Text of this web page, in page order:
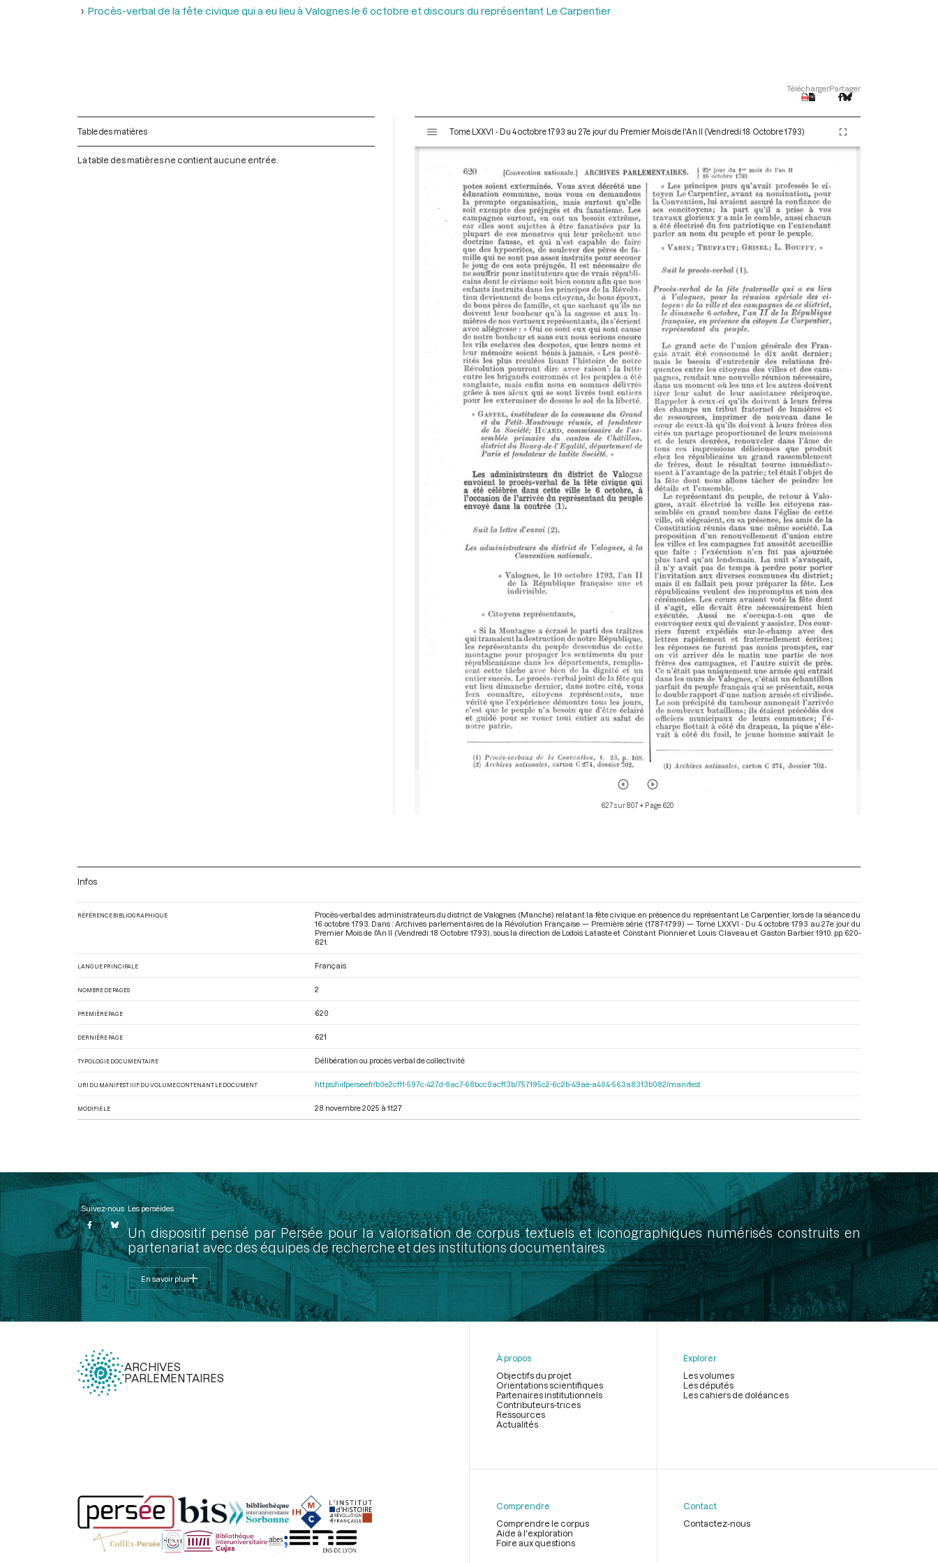
Procès-verbal de la fête civique qui a eu lieu à Valognes le 6 octobre et discours du représentant Le Carpentier
TéléchargerPartager
Table des matières
La table des matières ne contient aucune entrée.
s
Tome LXXVI - Du 4 octobre 1793 au 27e jour du Premier Mois de l'An II (Vendredi 18 Octobre 1793)
627 sur 807 • Page 620
Infos
RÉFÉRENCE BIBLIOGRAPHIQUE
Procès-verbal des administrateurs du district de Valognes (Manche) relatant la fête civique en présence du représentant Le Carpentier, lors de la séance du
16 octobre 1793. Dans : Archives parlementaires de la Révolution Française — Première série (1787-1799) — Tome LXXVI - Du 4 octobre 1793 au 27e jour du
Premier Mois de l'An II (Vendredi 18 Octobre 1793) , sous la direction de Lodoïs Lataste et Constant Pionnier et Louis Claveau et Gaston Barbier. 1910. pp. 620-
621.
LANGUE PRINCIPALE Français
NOMBRE DE PAGES 2
PREMIÈRE PAGE 620
DERNIÈRE PAGE 621
TYPOLOGIE DOCUMENTAIRE Délibération ou procès verbal de collectivité
URI DU MANIFEST IIIF DU VOLUME CONTENANT LE DOCUMENT https://iiif.persee.fr/b0e2cf11-597c-427d-8ac7-68bcc0acf13b/757195c2-6c2b-49ae-a404-563a8313b082/manifest
MODIFIÉ LE 28 novembre 2025 à 11:27
Suivez-nous Les perséides
Un dispositif pensé par Persée pour la valorisation de corpus textuels et iconographiques numérisés construits en
partenariat avec des équipes de recherche et des institutions documentaires.
En savoir plus
ARCHIVES
PARLEMENTAIRES
page
À propos
Objectifs du projet
Orientations scientifiques
Partenaires institutionnels
Contributeurs-trices
Ressources
Actualités
Explorer
Les volumes
Les députés
Les cahiers de doléances
Comprendre
Comprendre le corpus
Aide à l'exploration
Foire aux questions
Contact
Contactez-nous